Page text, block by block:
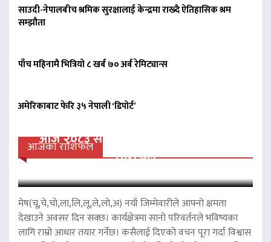
साउदी-नेपालबीच श्रमिक सुरक्षालाई केन्द्रमा राख्दै ऐतिहासिक श्रम
सम्झौता
पाँच महिनामै भित्रियो ८ खर्ब ७० अर्ब रेमिट्यान्स
अमेरिकाबाट फेरि ३५ नेपाली ‘डिपोर्ट’
आजको राशिफल
आज २०८३ साल साउन २३ गते शनिवारको
राशिफल
मेष(चू,चे,चो,ला,लि,लू,ले,लो,अ) नयाँ जिम्मेवारीले आफ्नो क्षमता
देखाउने अवसर दिन सक्छ। कार्यक्षेत्रमा सानो परिवर्तनले भविष्यका
लागि राम्रो आधार तयार गर्नेछ। कसैलाई दिएको वचन पूरा गर्दा विश्वास